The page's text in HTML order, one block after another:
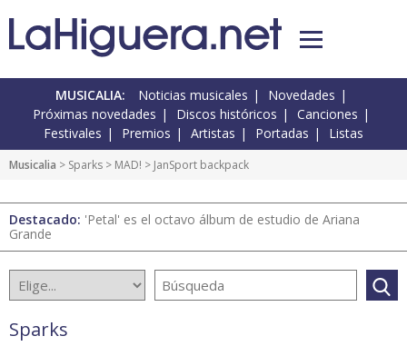
MUSICALIA: Noticias musicales
Novedades
Próximas novedades
Discos históricos
Canciones
Festivales
Premios Artistas Portadas Listas
Musicalia > Sparks > MAD! > JanSport backpack
Destacado: 'Petal' es el octavo álbum de estudio de Ariana
Grande
Sparks